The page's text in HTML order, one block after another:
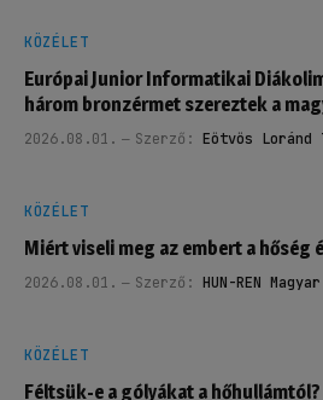
KÖZÉLET
Európai Junior Informatikai
három bronzérmet szereztek a
2026.08.01. Szerző: Eötvös Loránd
KÖZÉLET
Miért viseli meg az embert a hőség
2026.08.01. Szerző: HUN-REN
KÖZÉLET
Féltsük-e a gólyákat a hőhullámtól?